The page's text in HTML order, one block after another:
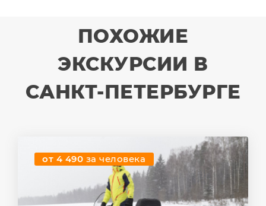
ПОХОЖИЕ
ЭКСКУРСИИ В
САНКТ-ПЕТЕРБУРГЕ
от 4 490 за человека